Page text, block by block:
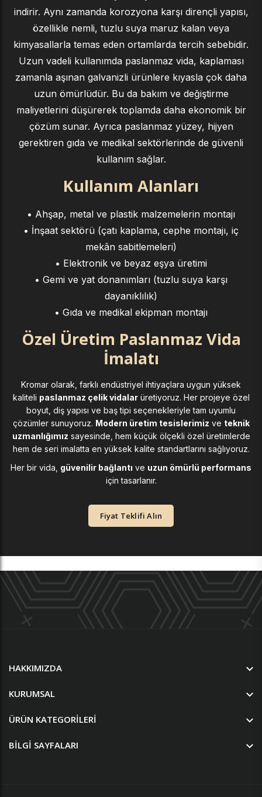
indirir. Aynı zamanda korozyona karşı dirençli yapısı,
özellikle nemli, tuzlu suya maruz kalan veya
kimyasallarla temas eden ortamlarda tercih sebebidir.
Uzun vadeli kullanımda paslanmaz vida, kaplaması
zamanla aşınan galvanizli ürünlere kıyasla çok daha
uzun ömürlüdür. Bu da bakım ve değiştirme
maliyetlerini düşürerek toplamda daha ekonomik bir
çözüm sunar. Ayrıca paslanmaz yüzey, hijyen
gerektiren gıda ve medikal sektörlerinde de güvenli
kullanım sağlar.
Kullanım Alanları
• Ahşap, metal ve plastik malzemelerin montajı
• İnşaat sektörü (çatı kaplama, cephe montajı, iç
mekân sabitlemeleri)
• Elektronik ve beyaz eşya üretimi
• Gemi ve yat donanımları (tuzlu suya karşı
dayanıklılık)
• Gıda ve medikal ekipman montajı
Özel Üretim Paslanmaz Vida
İmalatı
Kromar olarak, farklı endüstriyel ihtiyaçlara uygun yüksek
kaliteli paslanmaz çelik vidalarüretiyoruz. Her projeye özel
boyut, diş yapısı ve baş tipi seçenekleriyle tam uyumlu
çözümler sunuyoruz. Modern üretim tesislerimiz ve teknik
uzmanlığımız sayesinde, hem küçük ölçekli özel üretimlerde
hem de seri imalatta en yüksek kalite standartlarını sağlıyoruz.
Her bir vida, güvenilir bağlantı ve uzun ömürlü performans
için tasarlanır.
Fiyat Teklifi Alın
HAKKIMIZDA
KURUMSAL
ÜRÜN KATEGORILERI
BILGI SAYFALARI